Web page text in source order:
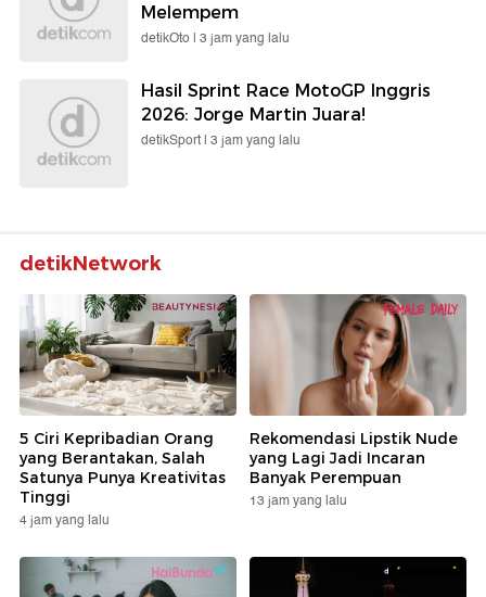
Melempem
detikOto | 3 jam yang lalu
Hasil Sprint Race MotoGP Inggris
2026: Jorge Martin Juara!
detikSport | 3 jam yang lalu
detikNetwork
5 Ciri Kepribadian Orang
yang Berantakan, Salah
Satunya Punya Kreativitas
Tinggi
4 jam yang lalu
Rekomendasi Lipstik Nude
yang Lagi Jadi Incaran
Banyak Perempuan
13 jam yang lalu